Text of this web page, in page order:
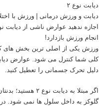
دیابت نوع ۲
دیابت و ورزش درمانی | ورزش با
انجام ورزش بازدارد!
کلی شما کنترل می شود. عوارض دیابت
دلیل تحرک جسمانی را تعطیل کنید.
اگر مبتلا به
گلوکز به داخل سلول ها نمی شود.